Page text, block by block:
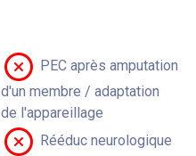
PEC après amputation
d'un membre / adaptation
de l'appareillage
Rééduc neurologique